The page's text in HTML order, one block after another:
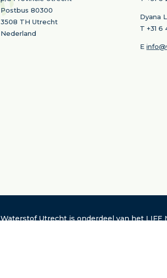
Postbus 80300
3508 TH Utrecht
Nederland
Dyana
T +31 6
E
Waterstof Utrecht is onderdeel van hetLIFE